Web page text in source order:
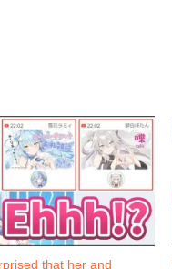
that her and